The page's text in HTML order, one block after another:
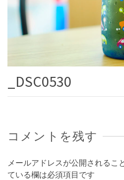
_DSC0530
コメントを残す
メールアドレスが公開されるこ
ている欄は必須項目です